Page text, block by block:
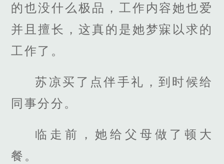
的也没什么极品，工作内容她也爱
并且擅长，这真的是她梦寐以求的
工作了。
苏凉买了点伴手礼，到时候给
同事分分。
临走前，她给父母做了顿大
餐。